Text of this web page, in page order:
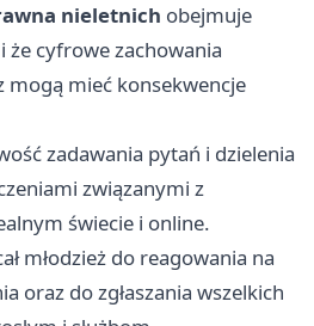
nieletnich obejmuje
że cyfrowe zachowania
mogą mieć konsekwencje
zadawania pytań i dzielenia
związanymi z
świecie i online.
młodzież do reagowania na
oraz do zgłaszania wszelkich